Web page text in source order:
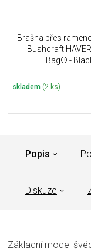
Brašna přes
Bushcraft
Bag® -
skladem (2 ks)
Popis
Diskuze
Základní model